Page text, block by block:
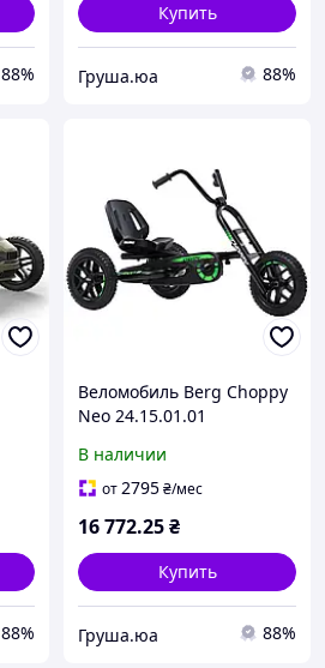
88%
Купить
Груша.юа 88%
88%
Веломобиль Berg Choppy
Neo 24.15.01.01
В наличии
от2795₴/мес
16 772.25₴
Купить
Груша.юа 88%